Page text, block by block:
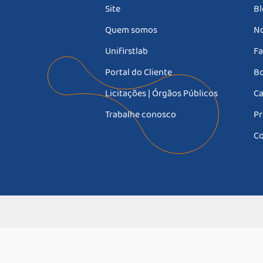
Site
Quem somos
Unifirstlab
Portal do Cliente
Licitações | Órgãos Públicos
Trabalhe conosco